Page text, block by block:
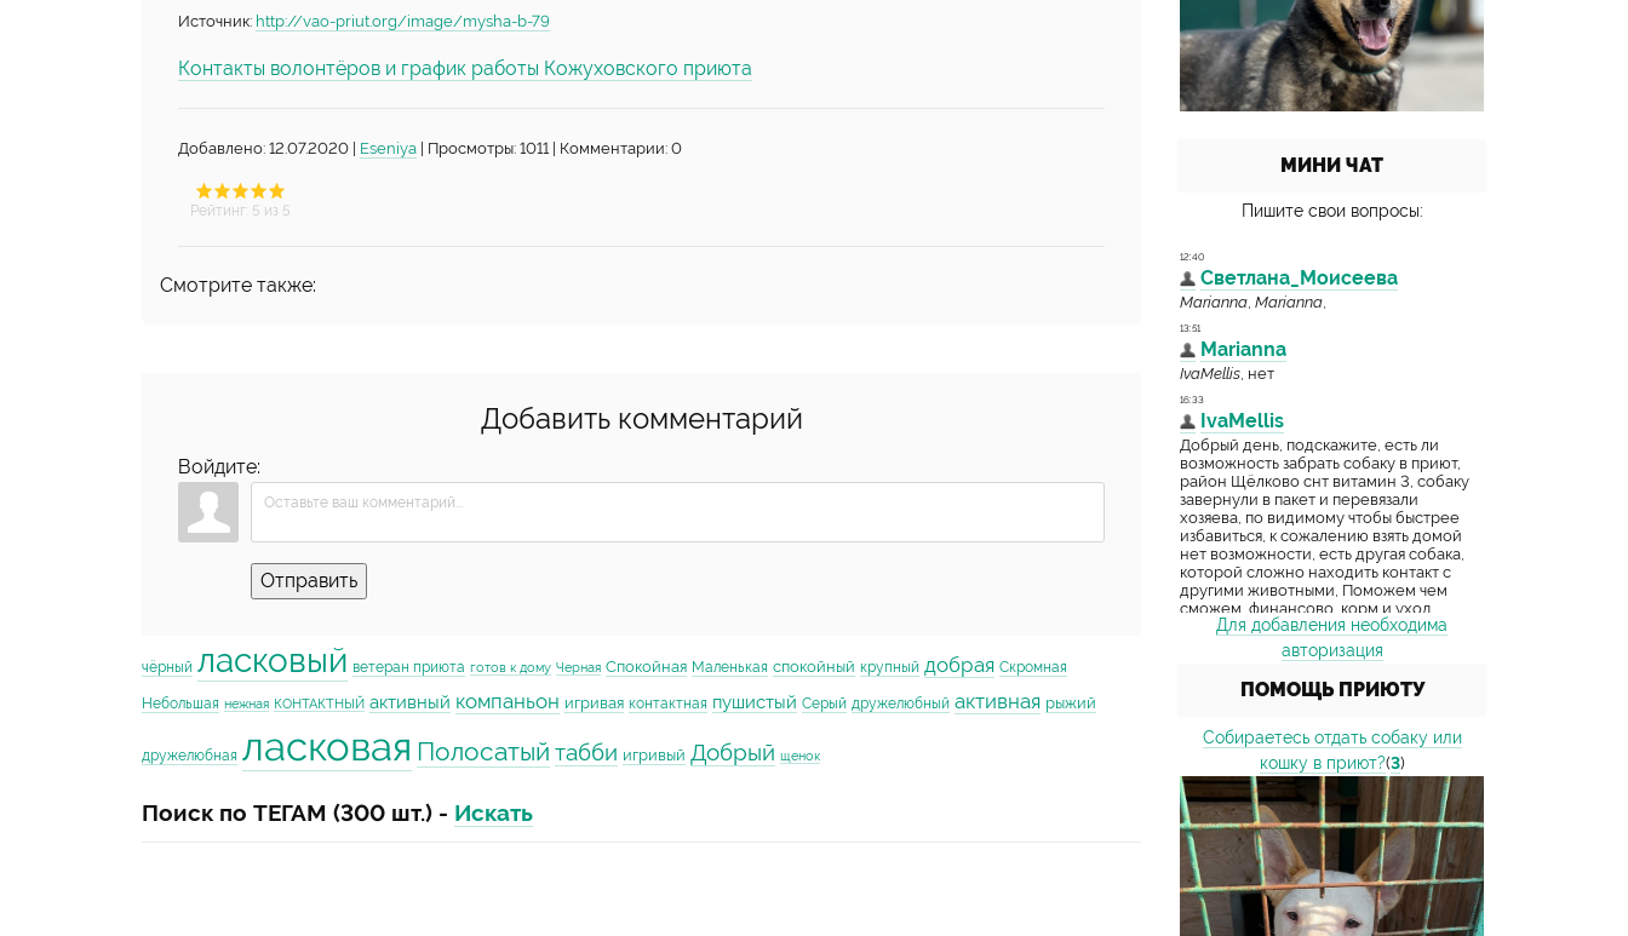
Источник: http://vao-priut.org/image/mysha-b-79
Контакты волонтёров и график работы Кожуховского приюта
Добавлено: 12.07.2020 | Eseniya | Просмотры: 1011 | Комментарии: 0
Рейтинг: 5 из 5
Смотрите также:
Добавить комментарий
Войдите:
Отправить
чёрный ласковый ветеран приюта готов к дому Черная Спокойная Маленькая спокойный крупный добрая Скромная
Небольшая нежная КОНТАКТНЫЙ активный компаньон игривая контактная пушистый Серый дружелюбный активная рыжий
дружелюбная ласковая Полосатый табби игривый Добрый щенок
Поиск по ТЕГАМ (300 шт.) - Искать
МИНИ ЧАТ
Пишите свои вопросы:
Для добавления необходима
авторизация
ПОМОЩЬ ПРИЮТУ
Собираетесь отдать собаку или
кошку в приют?(3)